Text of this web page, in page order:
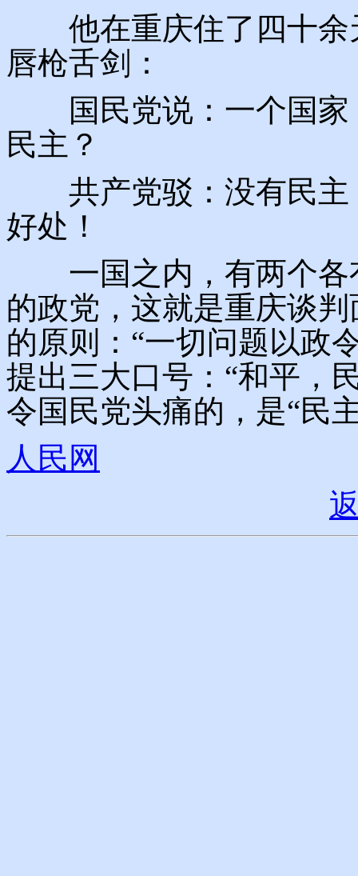
他在重庆住了四十余
唇枪舌剑：
国民党说：一个国家
民主？
共产党驳：没有民主
好处！
一国之内，有两个各
的政党，这就是重庆谈
的原则：“一切问题以政
提出三大口号：“和平，
令国民党头痛的，是“民
人民网